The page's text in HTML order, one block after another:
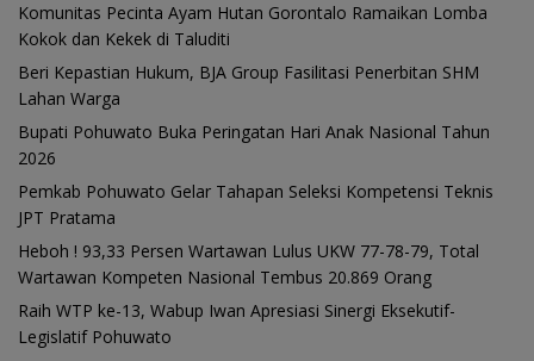
Komunitas Pecinta Ayam Hutan Gorontalo Ramaikan Lomba
Kokok dan Kekek di Taluditi
Beri Kepastian Hukum, BJA Group Fasilitasi Penerbitan SHM
Lahan Warga
Bupati Pohuwato Buka Peringatan Hari Anak Nasional Tahun
2026
Pemkab Pohuwato Gelar Tahapan Seleksi Kompetensi Teknis
JPT Pratama
Heboh ! 93,33 Persen Wartawan Lulus UKW 77-78-79, Total
Wartawan Kompeten Nasional Tembus 20.869 Orang
Raih WTP ke-13, Wabup Iwan Apresiasi Sinergi Eksekutif-
Legislatif Pohuwato